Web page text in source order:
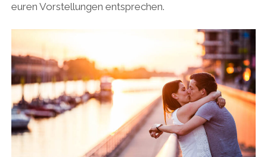
euren Vorstellungen entsprechen.